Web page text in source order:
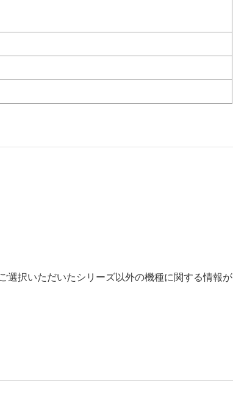
選択いただいたシリーズ以外の機種に関する情報が